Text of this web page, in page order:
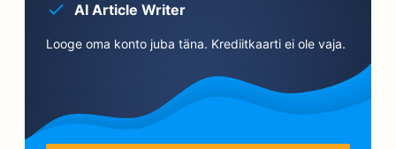
AI Article Writer
Looge oma konto juba täna. Krediitkaarti ei ole vaja.